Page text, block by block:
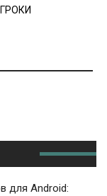
для Android: